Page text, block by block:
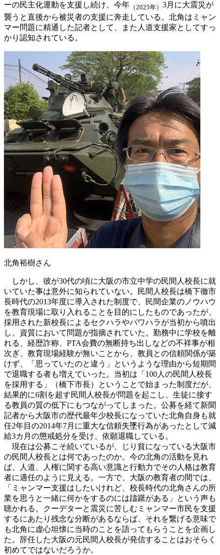
ーの民主化運動を支援し続け、今年 （2025年） 3月に大震災が
襲うと直後から被災者の支援に奔走している。北角はミャン
マー問題に精通した記者として、また人道支援家としてすっ
かり認知されている。
北角裕樹さん
しかし、彼が30代の頃に大阪の市立中学の民間人校長に就
いていた事は意外に知られていない。民間人校長は橋下徹市
長時代の2013年度に導入された制度で、民間企業のノウハウ
を教育現場に取り入れることを目的にしたものであったが、
採用された新校長によるセクハラやパワハラが当初から噴出
し、資質において問題が指摘されていた。勤務中に学校を離
れる、経歴詐称、PTA会費の無断持ち出しなどの不祥事が相
次ぎ、教育現場経験が無いことから、教員との信頼関係が築
けず、「思っていたのと違う」というような理由から短期間
で退職する者も増えていった。当初は「100人の民間人校長
を採用する」（橋下市長）ということで始まった制度だが、
結果的に6割を超す民間人校長が問題を起こし、生徒に接す
る教員の質の低下にもつながってしまった。公募を経て新聞
記者から大阪市の歴代最年少校長になっていた北角自身も就
任2年目の2014年7月に重大な信頼失墜行為があったとして減
給3カ月の懲戒処分を受け、依願退職している。
現在は公募こそ続いているが、じり貧になっている大阪市
の民間人校長とは何であったのか。今の北角の活動を見れ
ば、人道、人権に関する高い意識と行動力でその人格は教育
者に適任のように見える。一方で、大阪の教育者の間では、
「ミャンマー支援はしたいけれど、校長時代の北角さんの所
業を思うと一緒に何かをするのには躊躇がある」という声も
聴かれる。クーデターと震災に苦しむミャンマー市民を支援
するにあたり残念な分断があるならば、それを繋げる意味で
も北角に虚心坦懐に当時のことを語ってもらうことを企画し
た。辞任した大阪の元民間人校長が発信することはおそらく
初めてではないだろうか。